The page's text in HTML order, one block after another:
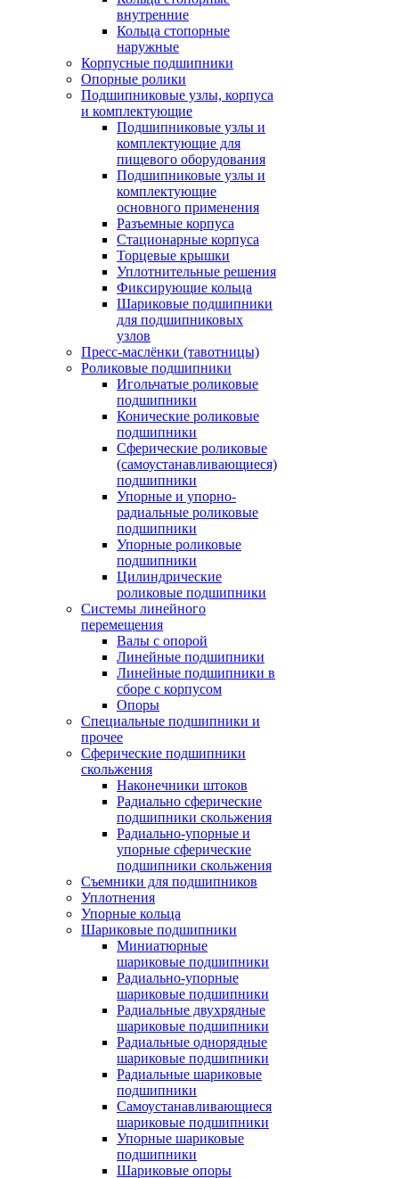
внутренние
Кольца стопорные
наружные
Корпусные подшипники
Опорные ролики
Подшипниковые узлы, корпуса
и комплектующие
Подшипниковые узлы и
комплектующие для
пищевого оборудования
Подшипниковые узлы и
комплектующие
основного применения
Разъемные корпуса
Стационарные корпуса
Торцевые крышки
Уплотнительные решения
Фиксирующие кольца
Шариковые подшипники
для подшипниковых
узлов
Пресс-маслёнки (тавотницы)
Роликовые подшипники
Игольчатые роликовые
подшипники
Конические роликовые
подшипники
Сферические роликовые
(самоустанавливающиеся)
подшипники
Упорные и упорно-
радиальные роликовые
подшипники
Упорные роликовые
подшипники
Цилиндрические
роликовые подшипники
Системы линейного
перемещения
Валы с опорой
Линейные подшипники
Линейные подшипники в
сборе с корпусом
Опоры
Специальные подшипники и
прочее
Сферические подшипники
скольжения
Наконечники штоков
Радиально сферические
подшипники скольжения
Радиально-упорные и
упорные сферические
подшипники скольжения
Съемники для подшипников
Уплотнения
Упорные кольца
Шариковые подшипники
Миниатюрные
шариковые подшипники
Радиально-упорные
шариковые подшипники
Радиальные двухрядные
шариковые подшипники
Радиальные однорядные
шариковые подшипники
Радиальные шариковые
подшипники
Самоустанавливающиеся
шариковые подшипники
Упорные шариковые
подшипники
Шариковые опоры